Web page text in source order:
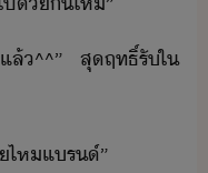
ล้​^^​”​ ​สุฤทธิ์​รั​ใ​
ไห​แร์​”